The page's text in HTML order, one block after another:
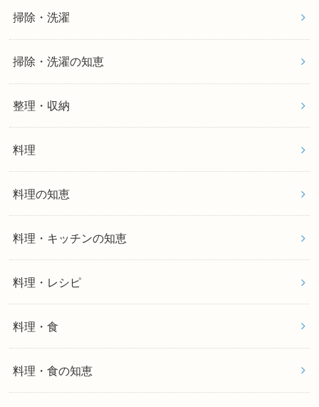
掃除・洗濯
掃除・洗濯の知恵
整理・収納
料理
料理の知恵
料理・キッチンの知恵
料理・レシピ
料理・食
料理・食の知恵